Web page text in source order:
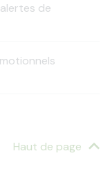
de
Haut de page